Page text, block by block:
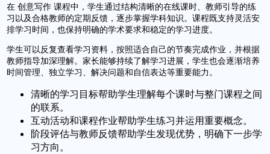
在 创意写作 课程中，学生通过结构清晰的在线课时、教师引导的练
习以及合格教师的定期反馈，逐步掌握学科知识。课程既支持灵活安
排学习时间，也保持明确的学术要求和稳定的学习进度。
学生可以反复查看学习资料，按照适合自己的节奏完成作业，并根据
教师指导加深理解。家长能够持续了解学习进展，学生也会逐渐培养
时间管理、独立学习、解决问题和自信表达等重要能力。
清晰的学习目标帮助学生理解每个课时与整门课程之间
的联系。
互动活动和课程作业帮助学生练习并运用重要概念。
阶段评估与教师反馈帮助学生发现优势，明确下一步学
习方向。